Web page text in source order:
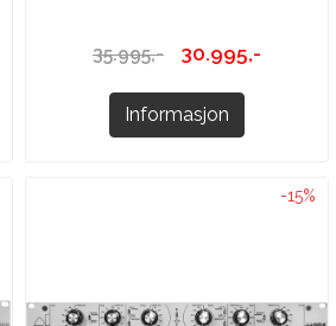
35.995,- 30.995,-
Informasjon
-15%